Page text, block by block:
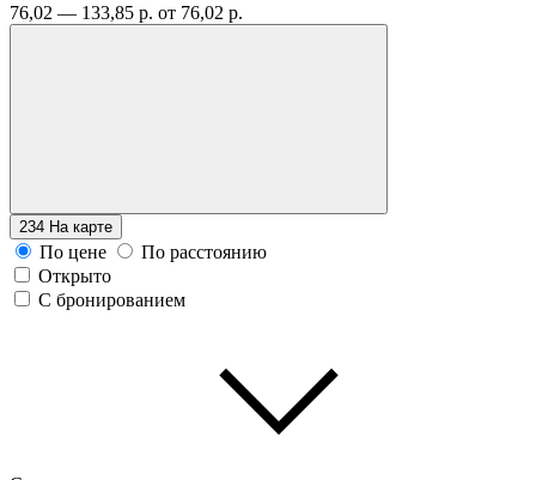
76,02 — 133,85 р. от 76,02 р.
234 На карте
По цене
По расстоянию
Открыто
С бронированием